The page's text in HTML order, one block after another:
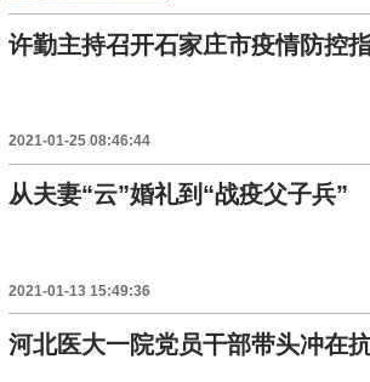
许勤主持召开石家庄市疫情防控
2021-01-25 08:46:44
从夫妻“云”婚礼到“战疫父子兵”
2021-01-13 15:49:36
河北医大一院党员干部带头冲在